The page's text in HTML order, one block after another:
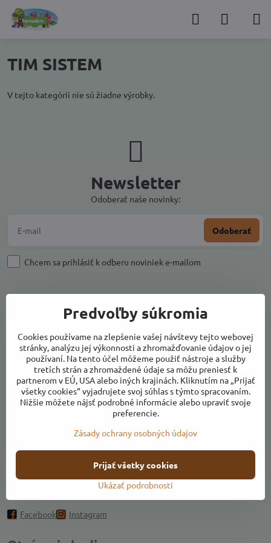
TIM SISTEM
V tejto kategórii nie sú žiadne výrobky.
Newsletter
Odoberať naše novinky:
Odoberať
Chcem sa prihlásiť k odberu noviniek e-mailom
Adresa:
Ulica k Váhu, areál Farmárikovo, 018 53 Bolešov
farmarikovo​@farmarik​.sk
+421 917 141 409
Pridajte sa k nám
Facebook Instagram
Predvoľby súkromia
Cookies používame na zlepšenie vašej návštevy tejto webovej
stránky, analýzu jej výkonnosti a zhromažďovanie údajov o jej
používaní. Na tento účel môžeme použiť nástroje a služby
tretích strán a zhromaždené údaje sa môžu preniesť k
partnerom v EÚ, USA alebo iných krajinách. Kliknutím na „Prijať
všetky cookies“ vyjadrujete svoj súhlas s týmto spracovaním.
Nižšie môžete nájsť podrobné informácie alebo upraviť svoje
preferencie.
Zásady ochrany osobných údajov
Ukázať podrobnosti
Prijať všetky cookies